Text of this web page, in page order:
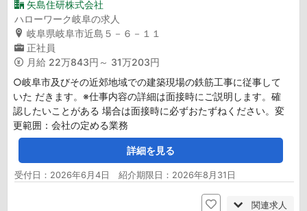
矢島住研株式会社
ハローワーク岐阜の求人
岐阜県岐阜市近島５－６－１１
正社員
月給 22万843円～ 31万203円
○岐阜市及びその近郊地域での建築現場の鉄筋工事に従事して
いた だきます。※仕事内容の詳細は面接時にご説明します。確
認したいことがある 場合は面接時に必ずおたずねください。変
更範囲：会社の定める業務
詳細を見る
受付日：2026年6月4日 紹介期限日：2026年8月31日
関連求人